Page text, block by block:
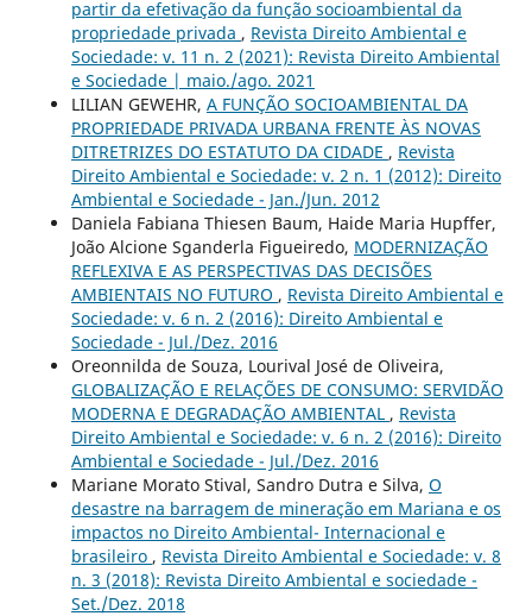
partir da efetivação da função socioambiental da
propriedade privada , Revista Direito Ambiental e
Sociedade: v. 11 n. 2 (2021): Revista Direito Ambiental
e Sociedade | maio./ago. 2021
LILIAN GEWEHR, A FUNÇÃO SOCIOAMBIENTAL DA
PROPRIEDADE PRIVADA URBANA FRENTE ÀS NOVAS
DITRETRIZES DO ESTATUTO DA CIDADE , Revista
Direito Ambiental e Sociedade: v. 2 n. 1 (2012): Direito
Ambiental e Sociedade - Jan./Jun. 2012
Daniela Fabiana Thiesen Baum, Haide Maria Hupffer,
João Alcione Sganderla Figueiredo, MODERNIZAÇÃO
REFLEXIVA E AS PERSPECTIVAS DAS DECISÕES
AMBIENTAIS NO FUTURO , Revista Direito Ambiental e
Sociedade: v. 6 n. 2 (2016): Direito Ambiental e
Sociedade - Jul./Dez. 2016
Oreonnilda de Souza, Lourival José de Oliveira,
GLOBALIZAÇÃO E RELAÇÕES DE CONSUMO: SERVIDÃO
MODERNA E DEGRADAÇÃO AMBIENTAL , Revista
Direito Ambiental e Sociedade: v. 6 n. 2 (2016): Direito
Ambiental e Sociedade - Jul./Dez. 2016
Mariane Morato Stival, Sandro Dutra e Silva, O
desastre na barragem de mineração em Mariana e os
impactos no Direito Ambiental- Internacional e
brasileiro , Revista Direito Ambiental e Sociedade: v. 8
n. 3 (2018): Revista Direito Ambiental e sociedade -
Set./Dez. 2018